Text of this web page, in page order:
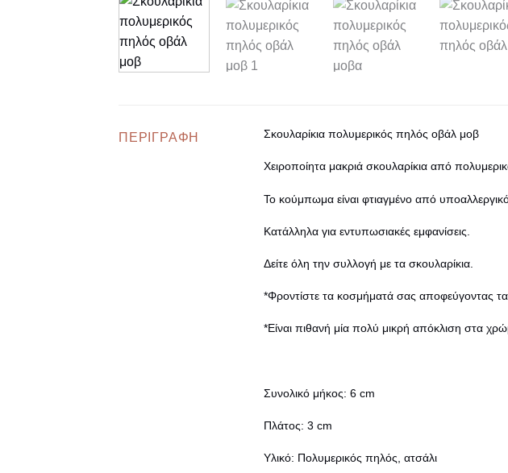
ΠΕΡΙΓΡΑΦΉ Σκουλαρίκια πολυμερικός πηλός οβάλ μοβ
Χειροποίητα μακριά σκουλαρίκια από
Το κούμπωμα είναι φτιαγμένο από υποαλλεργικό
Κατάλληλα για εντυπωσιακές εμφανίσεις.
Δείτε όλη την συλλογή με τα σκουλαρίκια
*Φροντίστε τα κοσμήματά σας αποφεύγοντας
*Είναι πιθανή μία πολύ μικρή απόκλιση στα
Συνολικό μήκος: 6 cm
Πλάτος: 3 cm
Υλικό: Πολυμερικός πηλός, ατσάλι